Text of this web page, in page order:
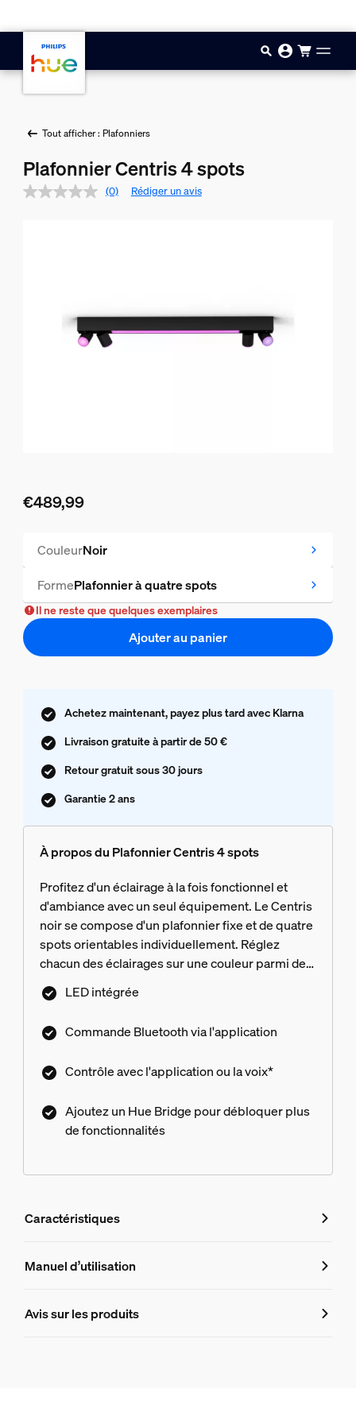
Tout afficher : Plafonniers
Plafonnier Centris 4 spots
(0) Rédiger un avis
€489,99
CouleurNoir
FormePlafonnier à quatre spots
Il ne reste que quelques exemplaires
Ajouter au panier
Achetez maintenant, payez plus tard avec Klarna
Livraison gratuite à partir de 50 €
Retour gratuit sous 30 jours
Garantie 2 ans
À propos du Plafonnier Centris 4 spots
Profitez d'un éclairage à la fois fonctionnel et
d'ambiance avec un seul équipement. Le Centris
noir se compose d'un plafonnier fixe et de quatre
spots orientables individuellement. Réglez
chacun des éclairages sur une couleur parmi des
millions disponibles pour obtenir un rendu
vraiment unique.
LED intégrée
Commande Bluetooth via l'application
Contrôle avec l'application ou la voix*
Ajoutez un Hue Bridge pour débloquer plus
de fonctionnalités
Caractéristiques
Caractéristiques
8720169318557
Manuel d’utilisation
Avis sur les produits